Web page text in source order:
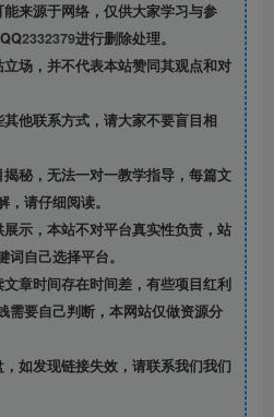
来源于网络，仅供大家学习与参
2332379进行删除处理。
场，并不代表本站赞同其观点和对
他联系方式，请大家不要盲目相
秘，无法一对一教学指导，每篇文
，请仔细阅读。
示，本站不对平台真实性负责，站
自己选择平台。
章时间存在时间差，有些项目红利
需要自己判断，本网站仅做资源分
如发现链接失效，请联系我们我们